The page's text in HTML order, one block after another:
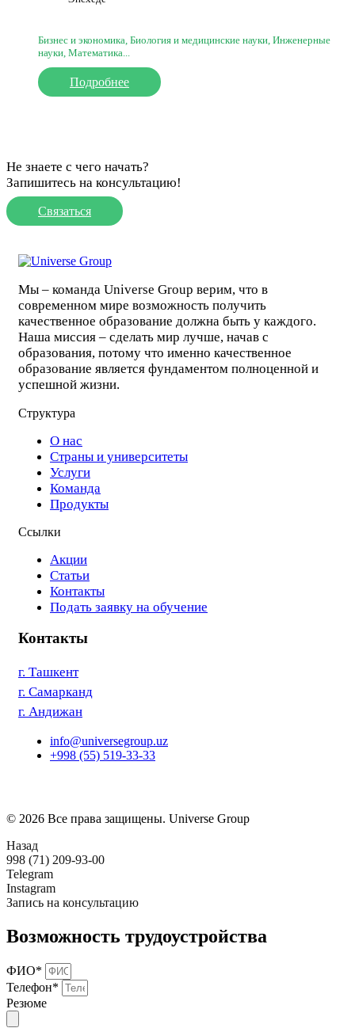
Бизнес и экономика, Биология и медицинские науки, Инженерные
науки, Математика...
Подробнее
Не знаете с чего начать?
Запишитесь на консультацию!
Связаться
Мы – команда Universe Group верим, что в
современном мире возможность получить
качественное образование должна быть у каждого.
Наша миссия – сделать мир лучше, начав с
образования, потому что именно качественное
образование является фундаментом полноценной и
успешной жизни.
Структура
О нас
Страны и университеты
Услуги
Команда
Продукты
Ссылки
Акции
Статьи
Контакты
Подать заявку на обучение
Контакты
г. Ташкент
г. Самарканд
г. Андижан
info@universegroup.uz
+998 (55) 519-33-33
© 2026 Все права защищены. Universe Group
Назад
998 (71) 209-93-00
Telegram
Instagram
Запись на консультацию
Возможность трудоустройства
ФИО*
Телефон*
Резюме